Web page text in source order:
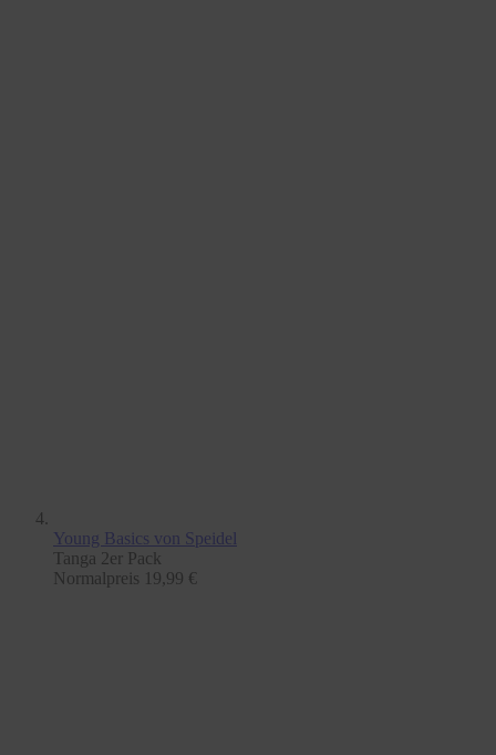
Young Basics von Speidel
Tanga 2er Pack
Normalpreis 19,99 €